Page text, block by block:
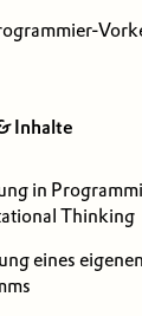
Inhalte
in
Thinking
eines